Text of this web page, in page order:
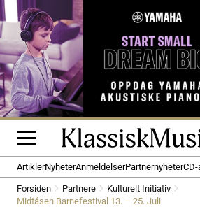
ArtiklerNyheterAnmeldelserPartnernyheter
Forsiden Partnere
Kulturelt Initiativ
Midtåsen Barnefestival 13. – 25. Juli